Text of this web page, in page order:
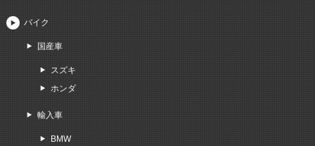
バイク
国産車
スズキ
ホンダ
輸入車
BMW